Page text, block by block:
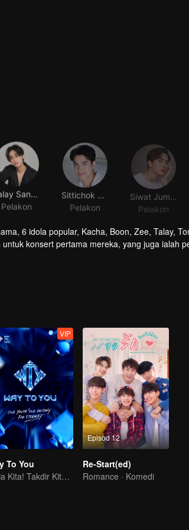
Pelakon
Pelakon
Pelakon
6 idola popular, Kacha, Boon, Zee, Talay,
konsert pertama mereka, yang juga ialah
di 'Red Brick House', di mana terdapat
VIP
To You
Belia Kita! Takdir Kita! Kekal Selamanya!
Episod 12
Re-Start(ed)
Romance · Komedi